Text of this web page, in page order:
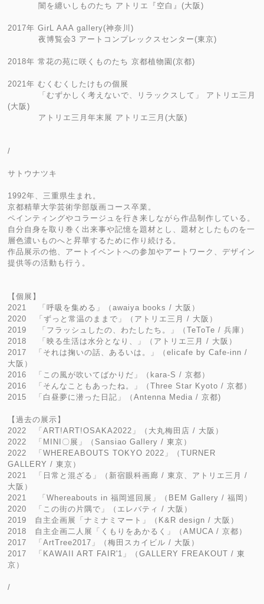
闇を纏いしものたち アトリエ『空白』(大阪)
2017年 GirL AAA gallery(神奈川)
夜博覧会3 アートコンプレックスセンター(東京)
2018年 常花の苑に咲くものたち 京都植物園(京都)
2021年 むくむくしたけもの個展
「むずかしく考えないで、リラックスして」 アトリエ三月
(大阪)
アトリエ三月年末展 アトリエ三月(大阪)
/
サトウナツキ
1992年、三重県生まれ。
京都精華大学芸術学部版画コース卒業。
ペインティングやコラージュを行き来しながら作品制作している。
自分自身を取り巻く出来事や記憶を題材とし、題材としたものを一
層色濃いものへと昇華するために作り続ける。
作品展示の他、アートイベントへの参加やアートワーク、デザイン
提供等の活動も行う。
【個展】
2021 「呼吸を集める」（awaiya books / 大阪）
2020 「ずっと常温のままで」（アトリエ三月 / 大阪）
2019 「フラッシュしたの、わたしたち。」（TeToTe / 兵庫）
2018 「映る生活は水分となり、」（アトリエ三月 / 大阪）
2017 「それは掬いの話、あるいは。」（elicafe by Cafe-inn /
大阪）
2016 「この風が吹いてばかりだ」（kara-S / 京都）
2016 「そんなこともあったね。」（Three Star Kyoto / 京都）
2015 「白昼夢に潜った日記」（Antenna Media / 京都)
【過去の展示】
2022 「ART!ART!OSAKA2022」（大丸梅田店 / 大阪）
2022 「MINI〇展」（Sansiao Gallery / 東京）
2022 「WHEREABOUTS TOKYO 2022」（TURNER
GALLERY / 東京）
2021 「日常と混ざる」（新宿眼科画廊 / 東京、アトリエ三月 /
大阪）
2021 「Whereabouts in 福岡巡回展」（BEM Gallery / 福岡）
2020 「この街の片隅で」（エレバティ / 大阪）
2019 自主企画展「ナミナミマート」（K&R design / 大阪）
2018 自主企画二人展「くもりをあかるく」（AMUCA / 京都）
2017 「ArtTree2017」（梅田スカイビル / 大阪）
2017 「KAWAII ART FAIR'1」（GALLERY FREAKOUT / 東
京）
/